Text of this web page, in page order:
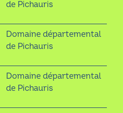
de Pichauris
Domaine départemental
de Pichauris
Domaine départemental
de Pichauris